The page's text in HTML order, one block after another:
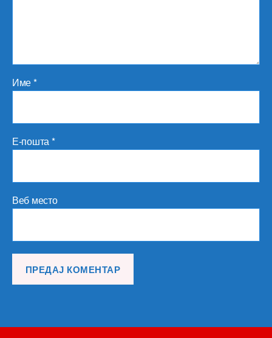
Име*
Е-пошта*
Веб место